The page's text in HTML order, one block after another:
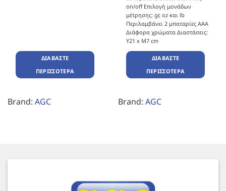
ΔΙΑΒΆΣΤΕ
ΠΕΡΙΣΣΌΤΕΡΑ
Brand: AGC
on/off Επιλογή μονάδων
μέτρησης: gr, oz και lb
Περιλαμβάνει 2 μπαταρίες AΑΑ
Διάφορα χρώματα Διαστάσεις:
Υ21 x Μ7 cm
ΔΙΑΒΆΣΤΕ
ΠΕΡΙΣΣΌΤΕΡΑ
Brand: AGC